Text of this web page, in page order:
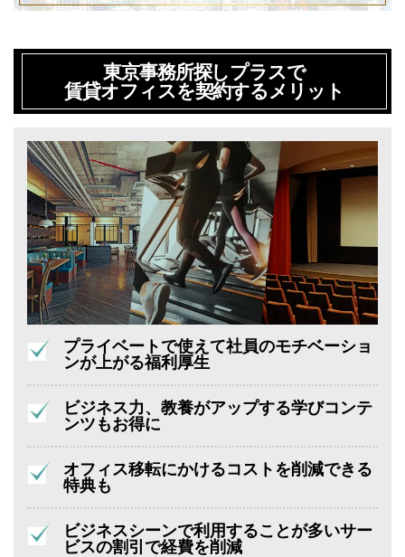
東京事務所探しプラスで
賃貸オフィスを契約するメリット
プライベートで使えて社員のモチベーショ
ンが上がる福利厚生
ビジネス力、教養がアップする学びコンテ
ンツもお得に
オフィス移転にかけるコストを削減できる
特典も
ビジネスシーンで利用することが多いサー
ビスの割引で経費を削減